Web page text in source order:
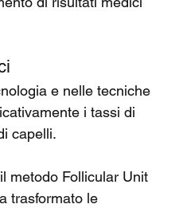
e nelle tecniche
i tassi di
capelli.
metodo Follicular Unit
trasformato le